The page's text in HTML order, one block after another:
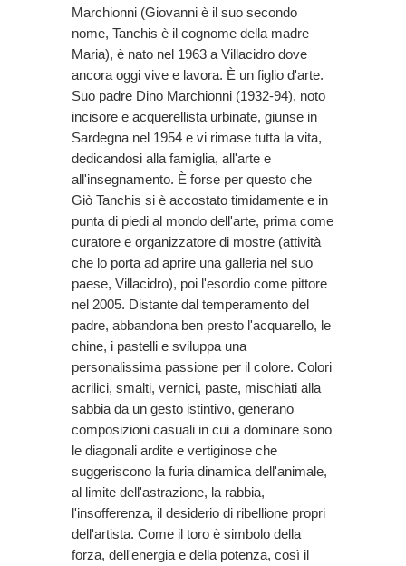
Marchionni (Giovanni è il suo secondo
nome, Tanchis è il cognome della madre
Maria), è nato nel 1963 a Villacidro dove
ancora oggi vive e lavora. È un figlio d'arte.
Suo padre Dino Marchionni (1932-94), noto
incisore e acquerellista urbinate, giunse in
Sardegna nel 1954 e vi rimase tutta la vita,
dedicandosi alla famiglia, all'arte e
all'insegnamento. È forse per questo che
Giò Tanchis si è accostato timidamente e in
punta di piedi al mondo dell'arte, prima come
curatore e organizzatore di mostre (attività
che lo porta ad aprire una galleria nel suo
paese, Villacidro), poi l'esordio come pittore
nel 2005. Distante dal temperamento del
padre, abbandona ben presto l'acquarello, le
chine, i pastelli e sviluppa una
personalissima passione per il colore. Colori
acrilici, smalti, vernici, paste, mischiati alla
sabbia da un gesto istintivo, generano
composizioni casuali in cui a dominare sono
le diagonali ardite e vertiginose che
suggeriscono la furia dinamica dell'animale,
al limite dell'astrazione, la rabbia,
l'insofferenza, il desiderio di ribellione propri
dell'artista. Come il toro è simbolo della
forza, dell'energia e della potenza, così il